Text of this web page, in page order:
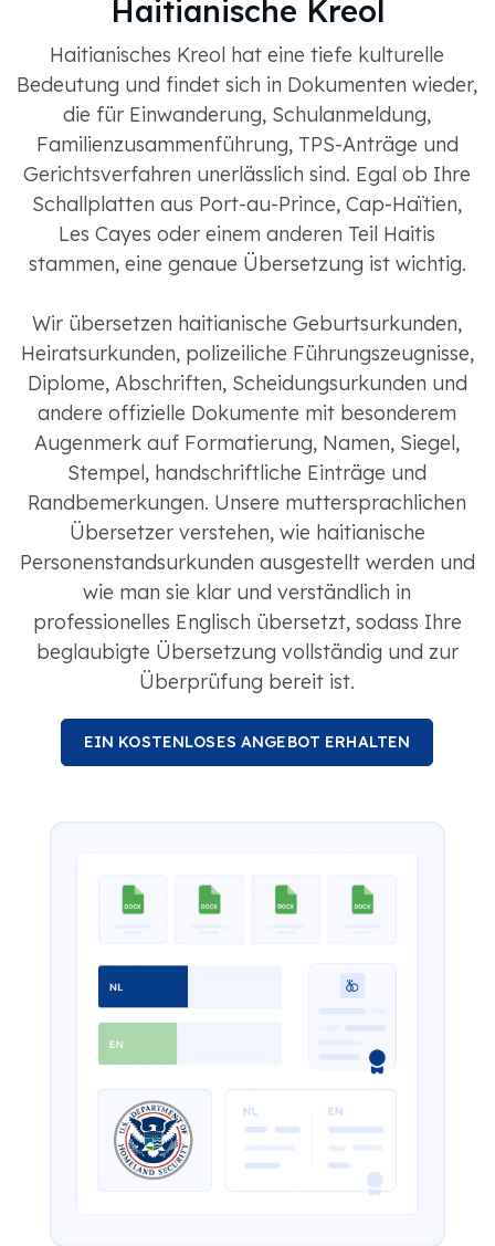
Haitianische Kreol
Haitianisches Kreol hat eine tiefe kulturelle
Bedeutung und findet sich in Dokumenten wieder,
die für Einwanderung, Schulanmeldung,
Familienzusammenführung, TPS-Anträge und
Gerichtsverfahren unerlässlich sind. Egal ob Ihre
Schallplatten aus Port-au-Prince, Cap-Haïtien,
Les Cayes oder einem anderen Teil Haitis
stammen, eine genaue Übersetzung ist wichtig.
Wir übersetzen haitianische Geburtsurkunden,
Heiratsurkunden, polizeiliche Führungszeugnisse,
Diplome, Abschriften, Scheidungsurkunden und
andere offizielle Dokumente mit besonderem
Augenmerk auf Formatierung, Namen, Siegel,
Stempel, handschriftliche Einträge und
Randbemerkungen. Unsere muttersprachlichen
Übersetzer verstehen, wie haitianische
Personenstandsurkunden ausgestellt werden und
wie man sie klar und verständlich in
professionelles Englisch übersetzt, sodass Ihre
beglaubigte Übersetzung vollständig und zur
Überprüfung bereit ist.
EIN KOSTENLOSES ANGEBOT ERHALTEN